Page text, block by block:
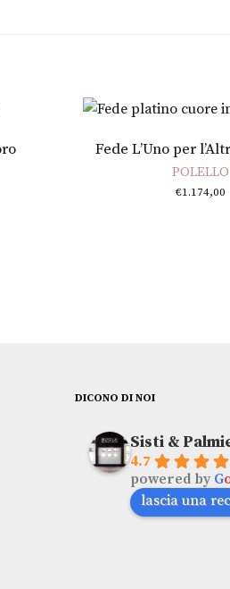
Aggiungi al
Fede L’Uno per
POLELLO
€1.174,00
DICONO DI NOI
Sisti &
4.7
powered by G
lascia una